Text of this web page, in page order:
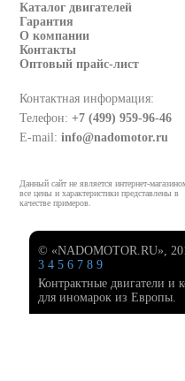
Каталог двигателей
Гарантия
О компании
Контакты
Оптовый прайс-лист
Контактная информация:
Телефон:+7 (499) 959-96-46
E-mail:info@nadomotor.ru
Данный сайт не является интернет-
все цены и характеристики представлены в
качестве примеров.
© «NADOMOTOR.RU»,
3 4 5 6 7 8 9
Контрактные двигатели
для иномарок из Европы.